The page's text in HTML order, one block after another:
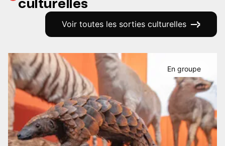
culturelles
Voir toutes les sorties culturelles
En groupe